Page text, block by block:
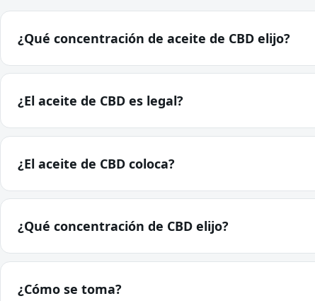
¿Qué concentración de aceite de CBD elijo?
¿El aceite de CBD es legal?
¿El aceite de CBD coloca?
¿Qué concentración de CBD elijo?
¿Cómo se toma?